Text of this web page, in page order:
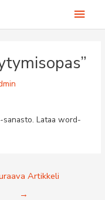
Lataa word-
Artikkeli
→